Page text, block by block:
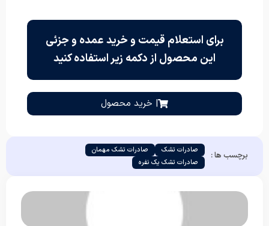
برای استعلام قیمت و خرید عمده و جزئی
این محصول از دکمه زیر استفاده کنید
| خرید محصول
برچسب ها : صادرات تشک
صادرات تشک مهمان
صادرات تشک یک نفره